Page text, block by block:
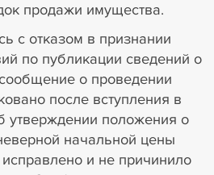
продажи имущества.
с отказом в признании
по публикации сведений о
о проведении
после вступления в
утверждении положения о
начальной цены
и не причинило